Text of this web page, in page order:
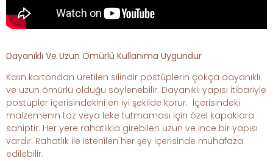
Dayanıklı Ve Uzun Ömürlü Kullanıma Uygundur
Kalın kartondan üretilen silindir postüplerin çokça dayanıklı
ve uzun ömürlü olduğu söylenebilir. Dayanıklı yapısı itibariyle
postüpler içerisindekini en iyi şekilde korur. İçerisindeki
malzemenin toz veya leke tutmaması için özel kapaklara
sahiptir. Her yere rahatlıkla girebilen uzun ve ince bir yapısı
vardır. Rahatlık ile istenilen her şey içerisinde muhafaza
edilebilir.